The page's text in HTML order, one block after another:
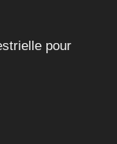
pour